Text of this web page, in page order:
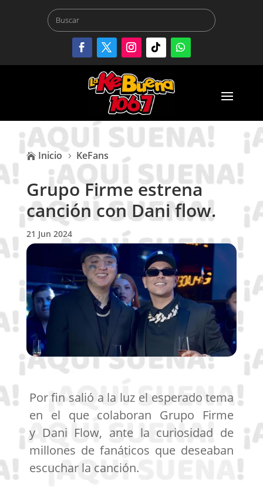
 Inicio 5 KeFans
Grupo Firme estrena
canción con Dani flow.
21 Jun 2024
Por fin salió a la luz el esperado tema
en el que colaboran Grupo Firme
y Dani Flow, ante la curiosidad de
millones de fanáticos que deseaban
escuchar la canción.